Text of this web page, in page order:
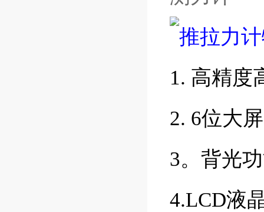
推拉力
1. 高精度
2. 6位大
3。背光
4.LCD液